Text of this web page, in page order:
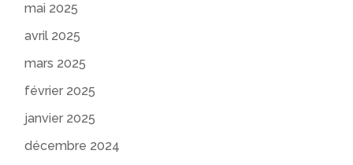
mai 2025
avril 2025
mars 2025
février 2025
janvier 2025
décembre 2024